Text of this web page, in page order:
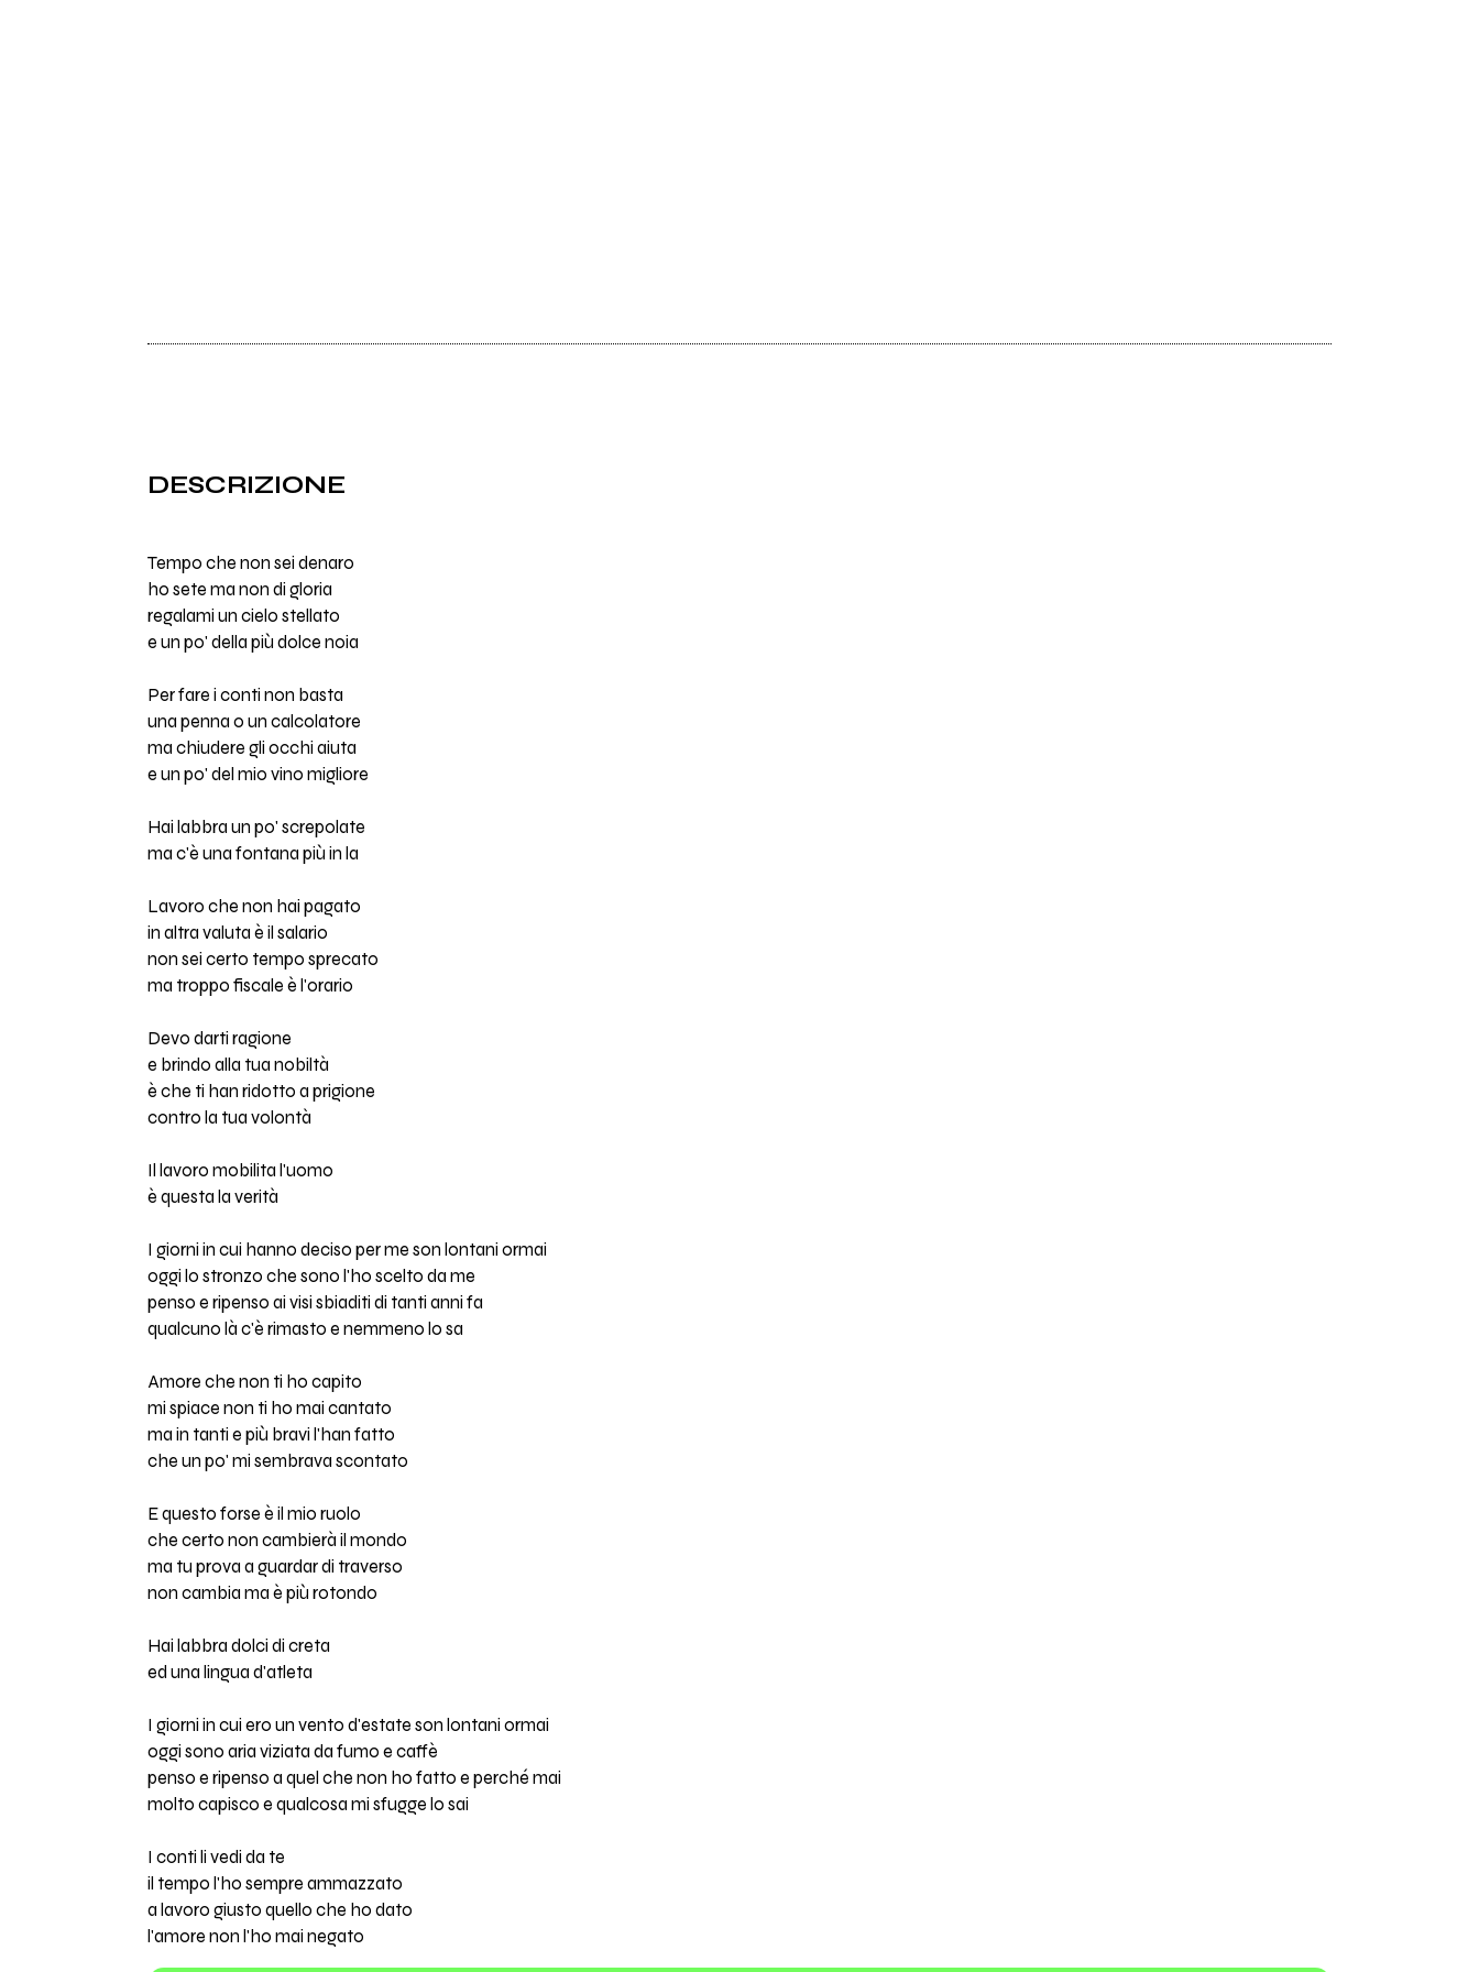
DESCRIZIONE
Tempo che non sei denaro
ho sete ma non di gloria
regalami un cielo stellato
e un po' della più dolce noia
Per fare i conti non basta
una penna o un calcolatore
ma chiudere gli occhi aiuta
e un po' del mio vino migliore
Hai labbra un po' screpolate
ma c'è una fontana più in la
Lavoro che non hai pagato
in altra valuta è il salario
non sei certo tempo sprecato
ma troppo fiscale è l'orario
Devo darti ragione
e brindo alla tua nobiltà
è che ti han ridotto a prigione
contro la tua volontà
Il lavoro mobilita l'uomo
è questa la verità
I giorni in cui hanno deciso per me son lontani ormai
oggi lo stronzo che sono l'ho scelto da me
penso e ripenso ai visi sbiaditi di tanti anni fa
qualcuno là c'è rimasto e nemmeno lo sa
Amore che non ti ho capito
mi spiace non ti ho mai cantato
ma in tanti e più bravi l'han fatto
che un po' mi sembrava scontato
E questo forse è il mio ruolo
che certo non cambierà il mondo
ma tu prova a guardar di traverso
non cambia ma è più rotondo
Hai labbra dolci di creta
ed una lingua d'atleta
I giorni in cui ero un vento d'estate son lontani ormai
oggi sono aria viziata da fumo e caffè
penso e ripenso a quel che non ho fatto e perché mai
molto capisco e qualcosa mi sfugge lo sai
I conti li vedi da te
il tempo l'ho sempre ammazzato
a lavoro giusto quello che ho dato
l'amore non l'ho mai negato